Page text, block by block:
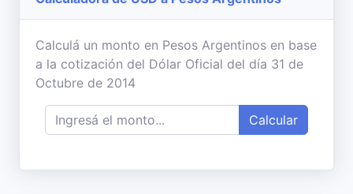
Calculá un monto en Pesos Argentinos en base
a la cotización del Dólar Oficial del día 31 de
Octubre de 2014
Calcular